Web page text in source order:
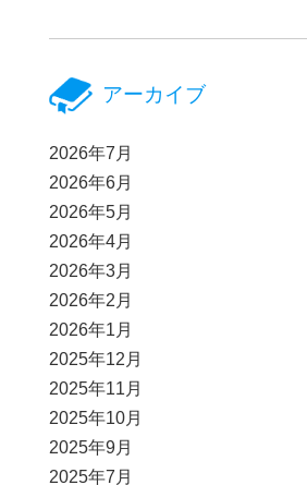
アーカイブ
2026年7月
2026年6月
2026年5月
2026年4月
2026年3月
2026年2月
2026年1月
2025年12月
2025年11月
2025年10月
2025年9月
2025年7月